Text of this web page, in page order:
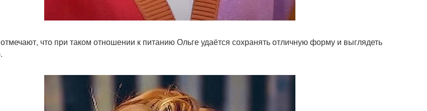
что при таком отношении к питанию Ольге удаётся сохранять отличную форму и выглядеть